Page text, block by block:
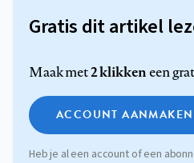
Gratis dit artikel
Maak met2 klikkeneen
ACCOUNT AANMAKEN
Heb je al een account of een